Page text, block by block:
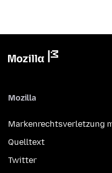
Mozilla
Markenrechtsverletzung
Quelltext
Twitter